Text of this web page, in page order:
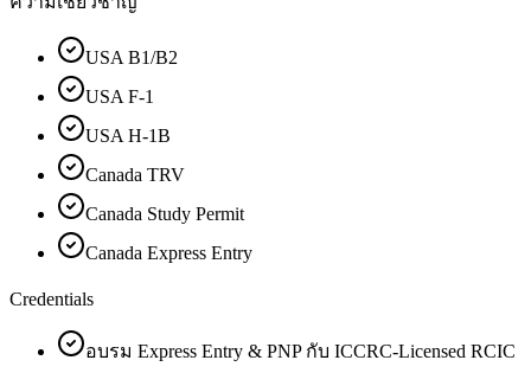
USA B1/B2
USA F-1
USA H-1B
Canada TRV
Canada Study Permit
Canada Express Entry
Credentials
อบรม Express Entry & PNP กับ ICCRC-Licensed RCIC